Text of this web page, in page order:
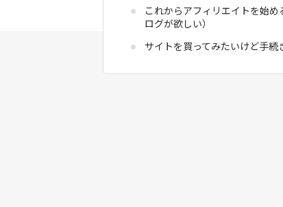
これからアフィリエイトを始
ログが欲しい）
サイトを買ってみたいけど手